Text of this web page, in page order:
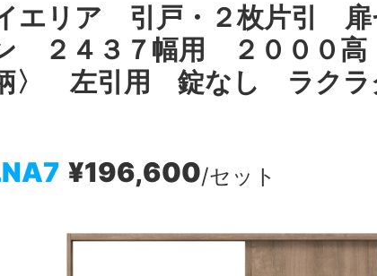
エリア 引戸・２枚片引 扉
２４３７幅用 ２０００高
柄〉 左引用 錠なし ラクラ
¥196,600/セット